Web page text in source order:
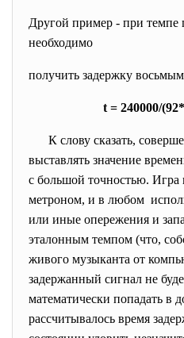
Другой пример - при темпе
необходимо
получить задержку
t = 240000/
К слову сказать,
выставлять значение
с большой точностью. Игра
метроном, и в любом
или иные опережения и
эталонным темпом (что,
живого музыканта от
задержанный сигнал не
математически попадать в
рассчитывалось время